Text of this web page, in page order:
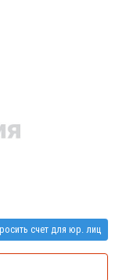
счет для юр. лиц